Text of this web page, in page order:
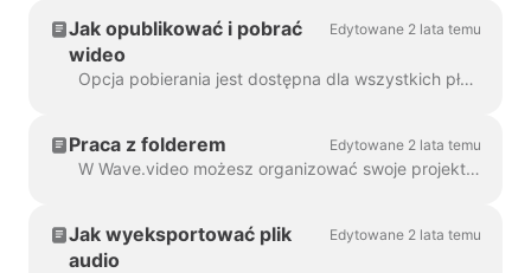
Jak opublikować i pobrać
wideo
Edytowane 2 lata temu
Opcja pobierania jest dostępna dla wszystkich płacących użytkowników wave.video. Aby pobrać film, należy wykonać 2 proste kroki: Opcja A: Krok ...
Praca z folderem Edytowane 2 lata temu
W Wave.video możesz organizować swoje projekty w foldery. W ten sposób wygodniej jest przeszukiwać projekty. Aby utworzyć nowy f...
Jak wyeksportować plik
audio
Edytowane 2 lata temu